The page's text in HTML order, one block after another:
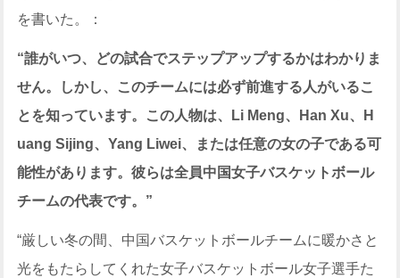
を書いた。：
“誰がいつ、どの試合でステップアップするかはわかりま
せん。しかし、このチームには必ず前進する人がいるこ
とを知っています。この人物は、Li Meng、Han Xu、H
uang Sijing、Yang Liwei、または任意の女の子である可
能性があります。彼らは全員中国女子バスケットボール
チームの代表です。”
“厳しい冬の間、中国バスケットボールチームに暖かさと
光をもたらしてくれた女子バスケットボール女子選手た